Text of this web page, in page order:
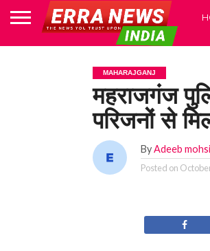
MAHARAJGANJ
महराजगंज
परिजनों से
ByAdeeb
Posted on